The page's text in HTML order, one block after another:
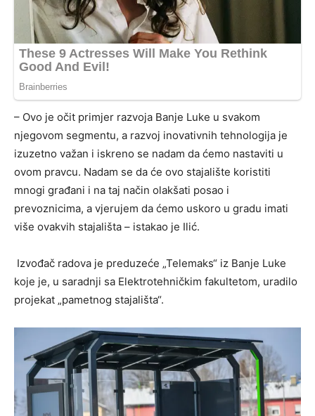
– Ovo je očit primjer razvoja Banje Luke u svakom
njegovom segmentu, a razvoj inovativnih tehnologija je
izuzetno važan i iskreno se nadam da ćemo nastaviti u
ovom pravcu. Nadam se da će ovo stajalište koristiti
mnogi građani i na taj način olakšati posao i
prevoznicima, a vjerujem da ćemo uskoro u gradu imati
više ovakvih stajališta – istakao je Ilić.
Izvođač radova je preduzeće „Telemaks“ iz Banje Luke
koje je, u saradnji sa Elektrotehničkim fakultetom, uradilo
projekat „pametnog stajališta“.